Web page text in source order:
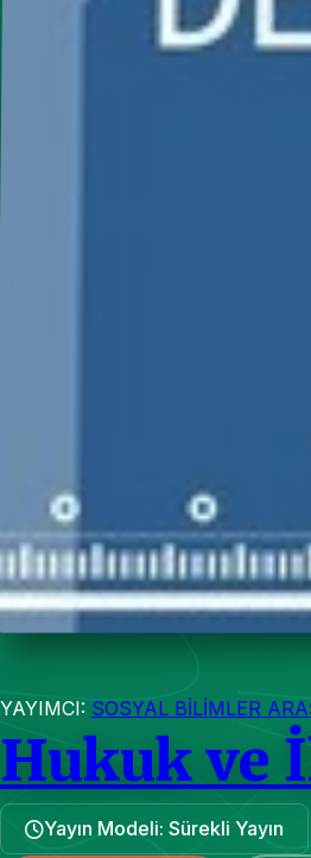
YAYIMCI: SOSYAL BİLİMLER
Hukuk ve
Yayın Modeli: Sürekli Yayın